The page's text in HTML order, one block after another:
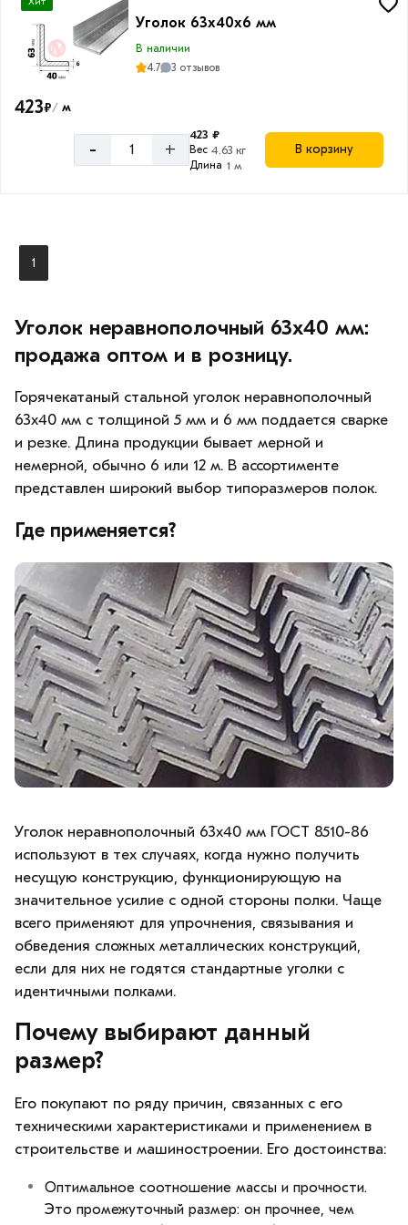
Длина
уголка
12
м
Уголок 63х40х6 мм
В наличии
4.7
3 отзывов
423₽/ м
- +
423 ₽
Вес 4.63 кг
Длина 1 м
В корзину
1
Уголок неравнополочный 63х40 мм:
продажа оптом и в розницу.
Горячекатаный стальной уголок неравнополочный
63х40 мм с толщиной 5 мм и 6 мм поддается сварке
и резке. Длина продукции бывает мерной и
немерной, обычно 6 или 12 м. В ассортименте
представлен широкий выбор типоразмеров полок.
Где применяется?
Уголок неравнополочный 63х40 мм ГОСТ 8510-86
используют в тех случаях, когда нужно получить
несущую конструкцию, функционирующую на
значительное усилие с одной стороны полки. Чаще
всего применяют для упрочнения, связывания и
обведения сложных металлических конструкций,
если для них не годятся стандартные уголки с
идентичными полками.
Почему выбирают данный
размер?
Его покупают по ряду причин, связанных с его
техническими характеристиками и применением в
строительстве и машиностроении. Его достоинства:
Оптимальное соотношение массы и прочности.
Это промежуточный размер: он прочнее, чем